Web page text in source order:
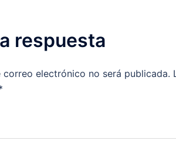
respuesta
correo electrónico no será publicada.